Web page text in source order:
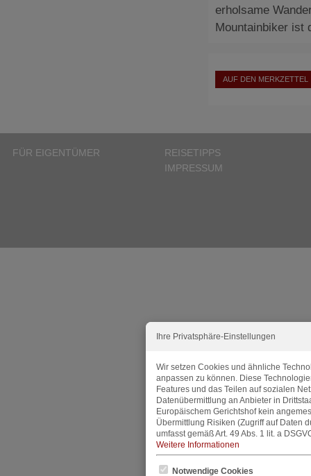
Ihre Privatsphäre-Einstellungen
Wir setzen Cookies und ähnliche
anpassen zu können. Diese
Features und das Teilen auf sozialen
Datenübermittlung an Anbieter in
Europäischem Gerichtshof kein
Übermittlung Risiken (Zugriff auf Daten
umfasst gemäß Art. 49 Abs. 1 lit. a
Weitere Informationen
Notwendige Cookies
erholsame
Mountainbiker ist
AUF DEN MERKZETTEL
FÜR EIGENTÜMER
REISETIPPS
IMPRESSUM